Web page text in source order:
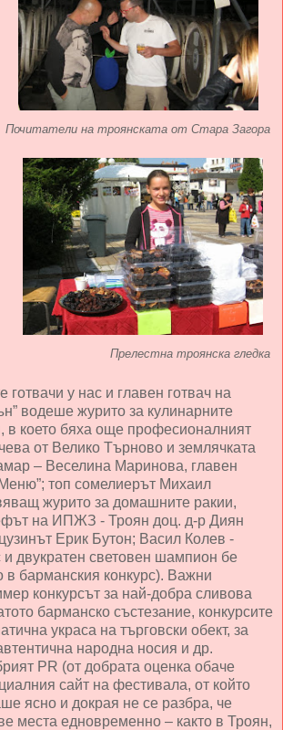
Почитатели на троянската от Стара Загора
Прелестна троянска гледка
готвачи у нас и главен готвач на
водеше журито за кулинарните
в което бяха още професионалният
от Велико Търново и землячката
– Веселина Маринова, главен
топ сомелиерът Михаил
журито за домашните ракии,
на ИПЖЗ - Троян доц. д-р Диян
Ерик Бутон; Васил Колев -
двукратен световен шампион бе
в барманския конкурс). Важни
конкурсът за най-добра сливова
барманско състезание, конкурсите
украса на търговски обект, за
народна носия и др.
PR (от добрата оценка обаче
сайт на фестивала, от който
ясно и докрая не се разбра, че
места едновременно – както в Троян,